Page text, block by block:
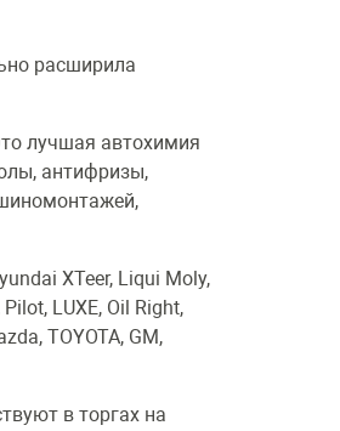
расширила
лучшая автохимия
антифризы,
XTeer, Liqui Moly,
Pilot, LUXE, Oil Right,
TOYOTA, GM,
в торгах на